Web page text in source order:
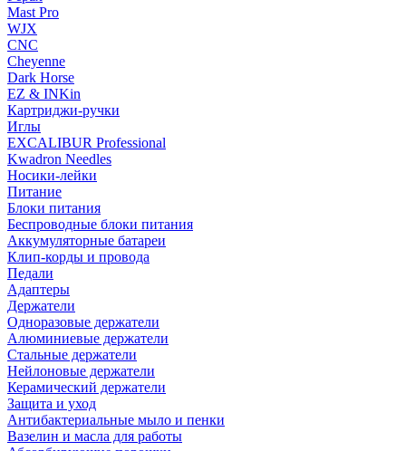
Mast Pro
WJX
CNC
Cheyenne
Dark Horse
EZ & INKin
Картриджи-ручки
Иглы
EXCALIBUR Professional
Kwadron Needles
Носики-лейки
Питание
Блоки питания
Беспроводные блоки питания
Аккумуляторные батареи
Клип-корды и провода
Педали
Адаптеры
Держатели
Одноразовые держатели
Алюминиевые держатели
Стальные держатели
Нейлоновые держатели
Керамический держатели
Защита и уход
Антибактериальные мыло и пенки
Вазелин и масла для работы